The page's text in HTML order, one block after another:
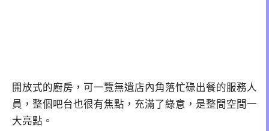
開放式的廚房，可一覽無遺店內角落忙碌出餐的服務人
員，整個吧台也很有焦點，充滿了綠意，是整間空間一
大亮點。